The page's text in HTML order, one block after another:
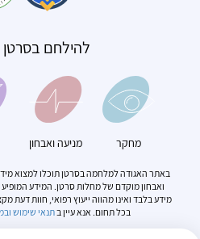
באתר האגודה למלחמה בסרטן תוכלו למצוא
ואבחון מוקדם של מחלות סרטן. המידע
מידע בלבד ואינו מהווה ייעוץ רפואי, חוות דעת
בכל תחום. אנא עיין בתנאי שימוש
להילחם
מחקר מניעה ואבחון